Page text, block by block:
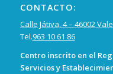
CONTACTO:
Calle Játiva, 4 – 46002
Tel.963 10 61 86
Centro inscrito en el
Servicios y